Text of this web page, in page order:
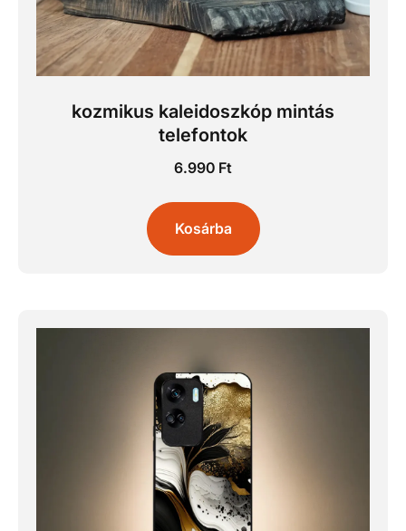
kozmikus kaleidoszkóp mintás
telefontok
6.990 Ft
Kosárba